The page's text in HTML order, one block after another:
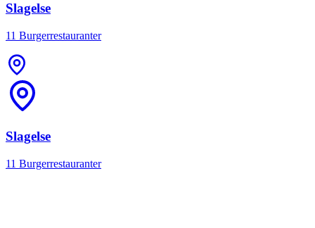
Slagelse
11 Burgerrestauranter
Slagelse
11 Burgerrestauranter